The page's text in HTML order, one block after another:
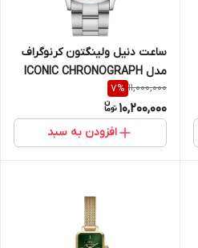
ساعت دنیل ولینگتون کرنوگراف
مدل ICONIC CHRONOGRAPH
(مردانه)
11,000,000
7%
10,200,000
افزودن به سبد